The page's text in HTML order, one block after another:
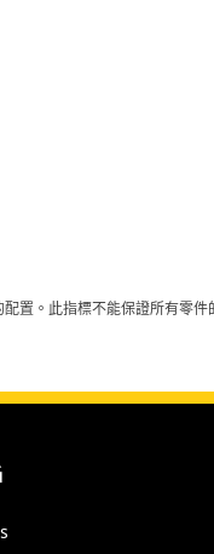
置。此指標不能保證所有零件